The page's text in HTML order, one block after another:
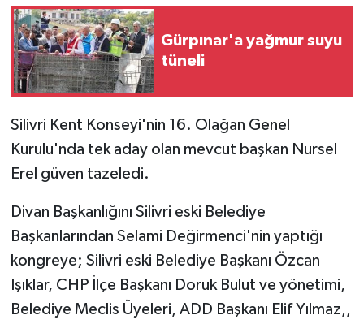
Gürpınar'a yağmur suyu
tüneli
Silivri Kent Konseyi'nin 16. Olağan Genel
Kurulu'nda tek aday olan mevcut başkan Nursel
Erel güven tazeledi.
Divan Başkanlığını Silivri eski Belediye
Başkanlarından Selami Değirmenci'nin yaptığı
kongreye; Silivri eski Belediye Başkanı Özcan
Işıklar, CHP İlçe Başkanı Doruk Bulut ve yönetimi,
Belediye Meclis Üyeleri, ADD Başkanı Elif Yılmaz,,